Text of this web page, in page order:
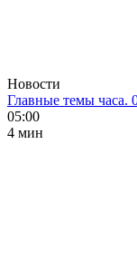
Новости
Главные темы часа.
05:00
4 мин